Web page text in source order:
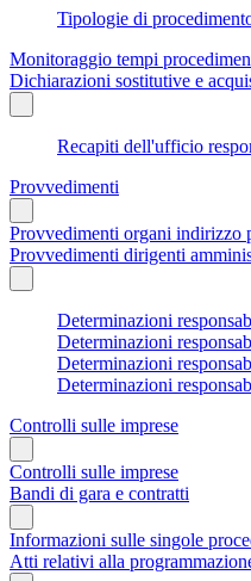
Tipologie di
Monitoraggio tempi
Dichiarazioni sostitutive e
Recapiti dell'ufficio
Provvedimenti
Provvedimenti organi indirizzo
Provvedimenti dirigenti
Determinazioni
Determinazioni
Determinazioni
Determinazioni
Controlli sulle imprese
Controlli sulle imprese
Bandi di gara e contratti
Informazioni sulle singole
Atti relativi alla